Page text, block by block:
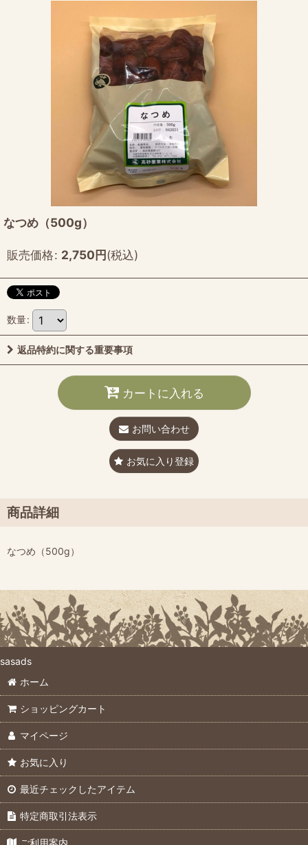
なつめ（500g）
販売価格: 2,750円(税込)
数量:
返品特約に関する重要事項
カートに入れる
お問い合わせ
お気に入り登録
商品詳細
なつめ（500g）
sasads
ホーム
ショッピングカート
マイページ
お気に入り
最近チェックしたアイテム
特定商取引法表示
ご利用案内